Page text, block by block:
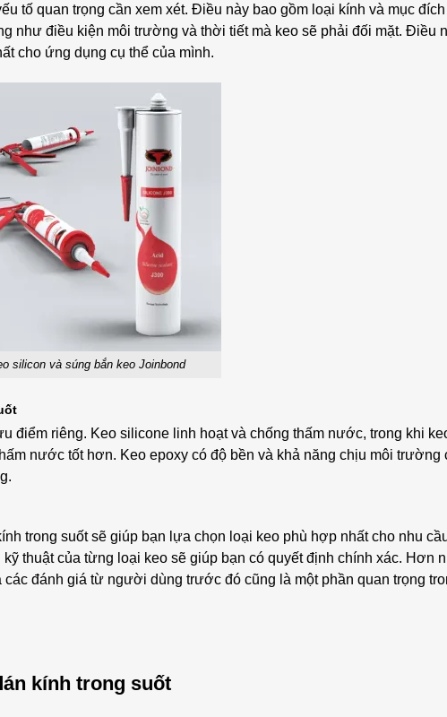
tố quan trọng cần xem xét. Điều này bao gồm loại kính và mục
như điều kiện môi trường và thời tiết mà keo sẽ phải đối mặt. Điều
cho ứng dụng cụ thể của mình.
silicon và súng bắn keo Joinbond
điểm riêng. Keo silicone linh hoạt và chống thấm nước, trong khi
nước tốt hơn. Keo epoxy có độ bền và khả năng chịu môi trường
trong suốt sẽ giúp bạn lựa chọn loại keo phù hợp nhất cho nhu
thuật của từng loại keo sẽ giúp bạn có quyết định chính xác. Hơn
đánh giá từ người dùng trước đó cũng là một phần quan trọng
kính trong suốt